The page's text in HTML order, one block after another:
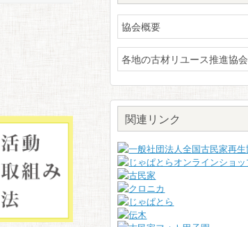
協会概要
各地の古材リユース推進協会
関連リンク